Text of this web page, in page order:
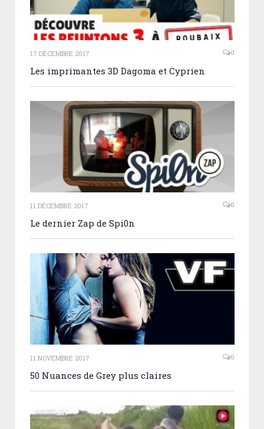
17 DÉCEMBRE 2017 0
Les imprimantes 3D Dagoma et Cyprien
11 DÉCEMBRE 2017 0
Le dernier Zap de Spi0n
11 NOVEMBRE 2017 0
50 Nuances de Grey plus claires